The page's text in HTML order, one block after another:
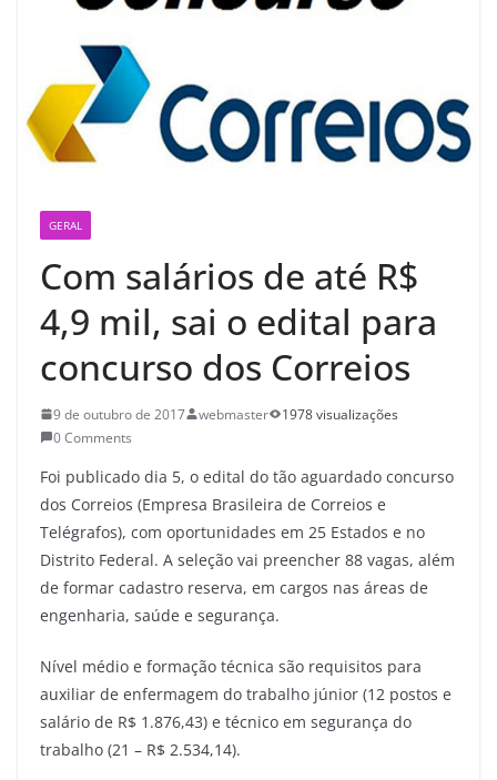
GERAL
Com salários de até R$
4,9 mil, sai o edital para
concurso dos Correios
9 de outubro de 2017 webmaster
1978 visualizações
0 Comments
Foi publicado dia 5, o edital do tão aguardado concurso
dos Correios (Empresa Brasileira de Correios e
Telégrafos), com oportunidades em 25 Estados e no
Distrito Federal. A seleção vai preencher 88 vagas, além
de formar cadastro reserva, em cargos nas áreas de
engenharia, saúde e segurança.
Nível médio e formação técnica são requisitos para
auxiliar de enfermagem do trabalho júnior (12 postos e
salário de R$ 1.876,43) e técnico em segurança do
trabalho (21 – R$ 2.534,14).